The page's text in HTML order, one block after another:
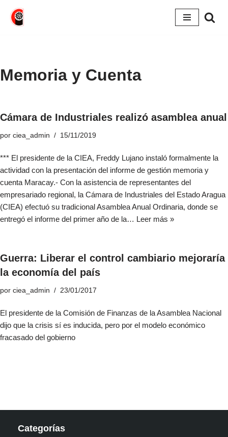
Saltar
Memoria y Cuenta
Cámara de Industriales realizó asamblea anual
por ciea_admin 15/11/2019
*** El presidente de la CIEA, Freddy Lujano instaló formalmente la
actividad con la presentación del informe de gestión memoria y
cuenta Maracay.- Con la asistencia de representantes del
empresariado regional, la Cámara de Industriales del Estado Aragua
(CIEA) efectuó su tradicional Asamblea Anual Ordinaria, donde se
entregó el informe del primer año de la… Leer más »
Guerra: Liberar el control cambiario mejoraría
la economía del país
por ciea_admin 23/01/2017
El presidente de la Comisión de Finanzas de la Asamblea Nacional
dijo que la crisis sí es inducida, pero por el modelo económico
fracasado del gobierno
Categorías